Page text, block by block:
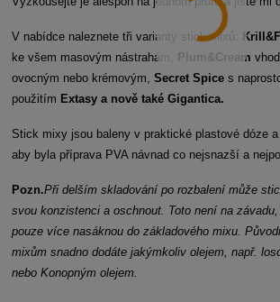
V nabídce naleznete tři varianty stick mixů:
ke všem masovým nástrahám,
Plum&Cream
ovocným nebo krémovým,Secret Spice s
použitím Extasy a nově také Gigantica.
Stick mixy jsou baleny v praktické plastové dóze
aby byla příprava PVA návnad co nejsnazší a
Pozn.Při delším skladování po rozbalení může
svou konzistenci a oschnout. Toto není na
pouze více nasáknou do základového mixu.
mixům snadno dodáte jakýmkoliv olejem, např.
nebo Konopným olejem.